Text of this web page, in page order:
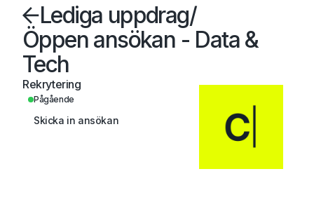
Lediga uppdrag/
Öppen ansökan - Data &
Tech
Rekrytering
Pågående
Skicka in ansökan